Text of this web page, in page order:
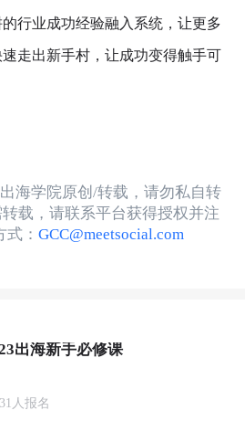
行业成功经验融入系统，让更多
走出新手村，让成功变得触手可
海学院原创/转载，请勿私自转
载，请联系平台获得授权并注
： GCC@meetsocial.com
出海新手必修课
人报名